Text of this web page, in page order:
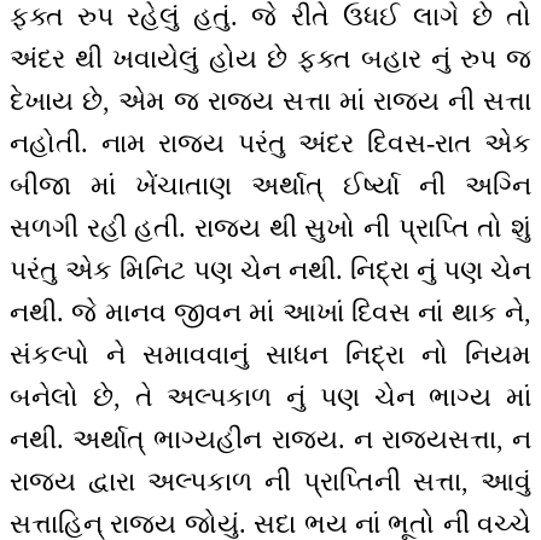
ફક્ત રુપ રહેલું હતું. જે રીતે ઉધઈ લાગે છે તો
અંદર થી ખવાયેલું હોય છે ફક્ત બહાર નું રુપ જ
દેખાય છે, એમ જ રાજ્ય સત્તા માં રાજ્ય ની સત્તા
નહોતી. નામ રાજ્ય પરંતુ અંદર દિવસ-રાત એક
બીજા માં ખેંચાતાણ અર્થાત્ ઈર્ષ્યા ની અગ્નિ
સળગી રહી હતી. રાજ્ય થી સુખો ની પ્રાપ્તિ તો શું
પરંતુ એક મિનિટ પણ ચેન નથી. નિદ્રા નું પણ ચેન
નથી. જે માનવ જીવન માં આખાં દિવસ નાં થાક ને,
સંકલ્પો ને સમાવવાનું સાધન નિદ્રા નો નિયમ
બનેલો છે, તે અલ્પકાળ નું પણ ચેન ભાગ્ય માં
નથી. અર્થાત્ ભાગ્યહીન રાજ્ય. ન રાજ્યસત્તા, ન
રાજ્ય દ્વારા અલ્પકાળ ની પ્રાપ્તિની સત્તા, આવું
સત્તાહિન્ રાજ્ય જોયું. સદા ભય નાં ભૂતો ની વચ્ચે